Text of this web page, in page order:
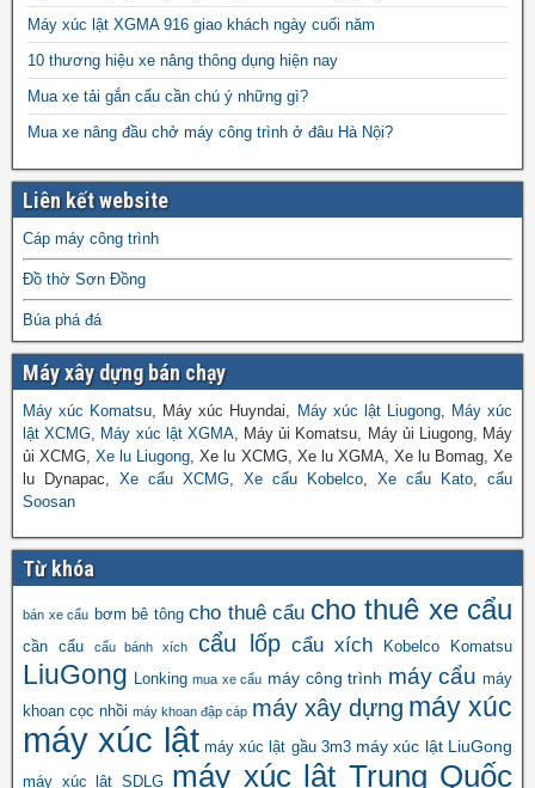
Máy xúc lật XGMA 916 giao khách ngày cuối năm
10 thương hiệu xe nâng thông dụng hiện nay
Mua xe tải gắn cẩu cần chú ý những gì?
Mua xe nâng đầu chở máy công trình ở đâu Hà Nội?
Liên kết website
Cáp máy công trình
Đồ thờ Sơn Đồng
Búa phá đá
Máy xây dựng bán chạy
Máy xúc Komatsu, Máy xúc Huyndai, Máy xúc lật Liugong, Máy xúc
lật XCMG, Máy xúc lật XGMA, Máy ủi Komatsu, Máy ủi Liugong, Máy
ủi XCMG,Xe lu Liugong, Xe lu XCMG, Xe lu XGMA, Xe lu Bomag, Xe
lu Dynapac, Xe cẩu XCMG, Xe cẩu Kobelco, Xe cẩu Kato, cẩu
Soosan
Từ khóa
bán xe cẩu bơm bê tông cho thuê cẩu cho thuê xe cẩu
cần cẩu cẩu bánh xích cẩu lốp cẩu xích Kobelco Komatsu
LiuGong Lonking mua xe cẩu máy công trình máy cẩu máy
khoan cọc nhồi máy khoan đập cáp máy xây dựng máy xúc
máy xúc lật máy xúc lật gầu 3m3 máy xúc lật LiuGong
máy xúc lật SDLG máy xúc lật Trung Quốc